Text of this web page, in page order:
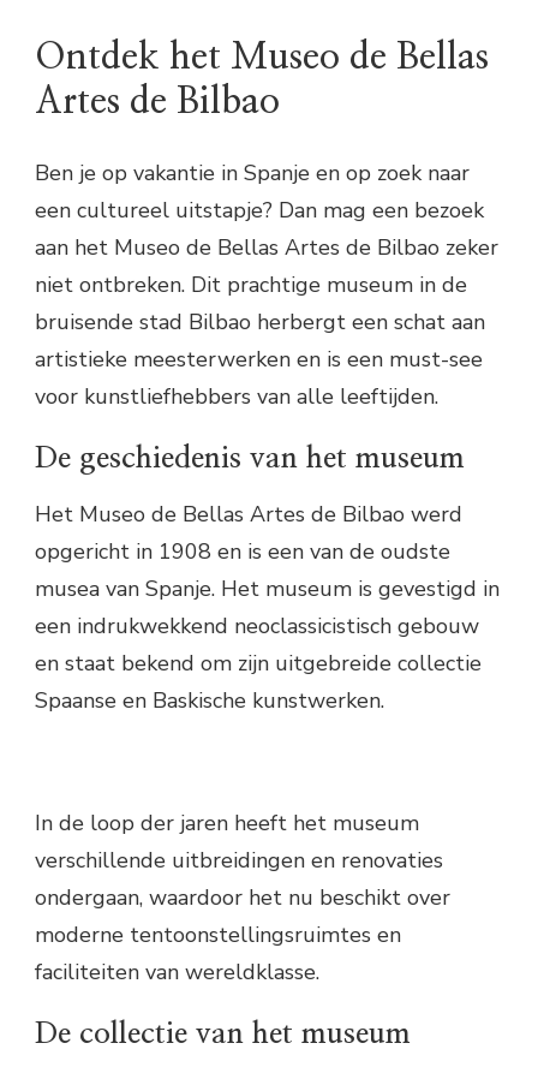
Ontdek het Museo de Bellas
Artes de Bilbao
Ben je op vakantie in Spanje en op zoek naar
een cultureel uitstapje? Dan mag een bezoek
aan het Museo de Bellas Artes de Bilbao zeker
niet ontbreken. Dit prachtige museum in de
bruisende stad Bilbao herbergt een schat aan
artistieke meesterwerken en is een must-see
voor kunstliefhebbers van alle leeftijden.
De geschiedenis van het museum
Het Museo de Bellas Artes de Bilbao werd
opgericht in 1908 en is een van de oudste
musea van Spanje. Het museum is gevestigd in
een indrukwekkend neoclassicistisch gebouw
en staat bekend om zijn uitgebreide collectie
Spaanse en Baskische kunstwerken.
In de loop der jaren heeft het museum
verschillende uitbreidingen en renovaties
ondergaan, waardoor het nu beschikt over
moderne tentoonstellingsruimtes en
faciliteiten van wereldklasse.
De collectie van het museum